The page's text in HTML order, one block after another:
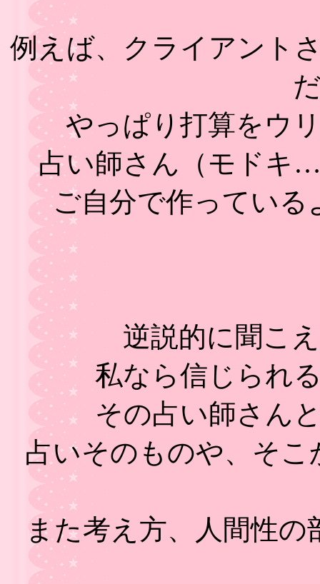
例えば、クライアント
やっぱり打算をウ
占い師さん（モドキ
ご自分で作っている
逆説的に聞こ
私なら信じられ
その占い師さん
占いそのものや、そ
また考え方、人間性の